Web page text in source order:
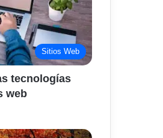
Sitios Web
tecnologías
web